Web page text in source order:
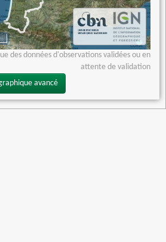
des données d'observations validées ou en
attente de validation
avancé